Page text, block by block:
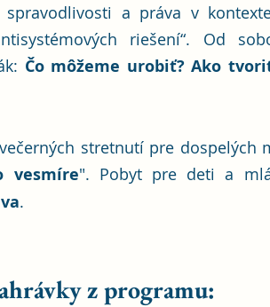
a práva v
riešení“. Od
Čo môžeme urobiť? Ako
stretnutí pre dospelých
vesmíre". Pobyt pre deti a
.
z programu: